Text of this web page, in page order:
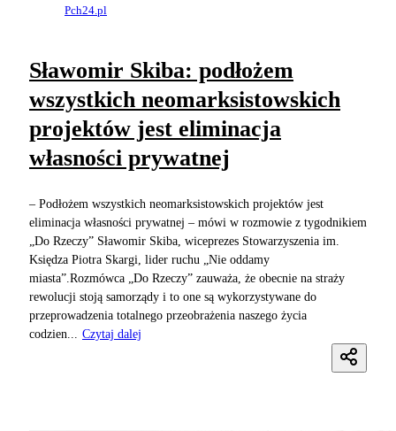
Pch24.pl
Sławomir Skiba: podłożem
wszystkich neomarksistowskich
projektów jest eliminacja
własności prywatnej
– Podłożem wszystkich neomarksistowskich projektów jest
eliminacja własności prywatnej – mówi w rozmowie z tygodnikiem
„Do Rzeczy” Sławomir Skiba, wiceprezes Stowarzyszenia im.
Księdza Piotra Skargi, lider ruchu „Nie oddamy
miasta”.Rozmówca „Do Rzeczy” zauważa, że obecnie na straży
rewolucji stoją samorządy i to one są wykorzystywane do
przeprowadzenia totalnego przeobrażenia naszego życia
codzien... Czytaj dalej